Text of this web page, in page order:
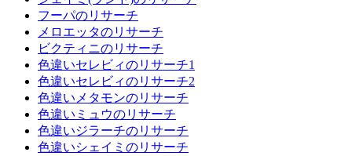
フーパのリサーチ
メロエッタのリサーチ
ビクティニのリサーチ
色違いセレビィのリサーチ1
色違いセレビィのリサーチ2
色違いメタモンのリサーチ
色違いミュウのリサーチ
色違いジラーチのリサーチ
色違いシェイミのリサーチ